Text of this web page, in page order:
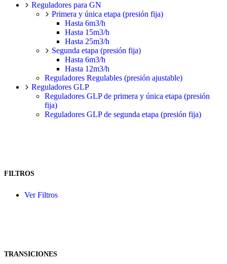
Reguladores para GN
Primera y única etapa (presión fija)
Hasta 6m3/h
Hasta 15m3/h
Hasta 25m3/h
Segunda etapa (presión fija)
Hasta 6m3/h
Hasta 12m3/h
Reguladores Regulables (presión ajustable)
Reguladores GLP
Reguladores GLP de primera y única etapa (presión
fija)
Reguladores GLP de segunda etapa (presión fija)
FILTROS
Ver Filtros
TRANSICIONES